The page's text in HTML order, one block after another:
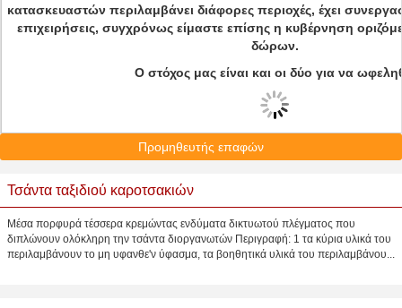
κατασκευαστών περιλαμβάνει διάφορες περιοχές, έχει
επιχειρήσεις, συγχρόνως είμαστε επίσης η κυβέρνηση
δώρων.
Ο στόχος μας είναι και οι δύο για να
Προμηθευτής επαφών
Τσάντα ταξιδιού καροτσακιών
Μέσα πορφυρά τέσσερα κρεμώντας ενδύματα δικτυωτού πλέγματος που
διπλώνουν ολόκληρη την τσάντα διοργανωτών Περιγραφή: 1 τα κύρια υλικά του
περιλαμβάνουν το μη υφανθε'ν ύφασμα, τα βοηθητικά υλικά του περιλαμβάνου...